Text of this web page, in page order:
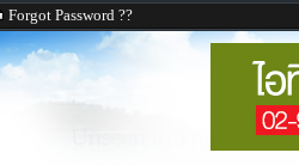
Forgot Password ??